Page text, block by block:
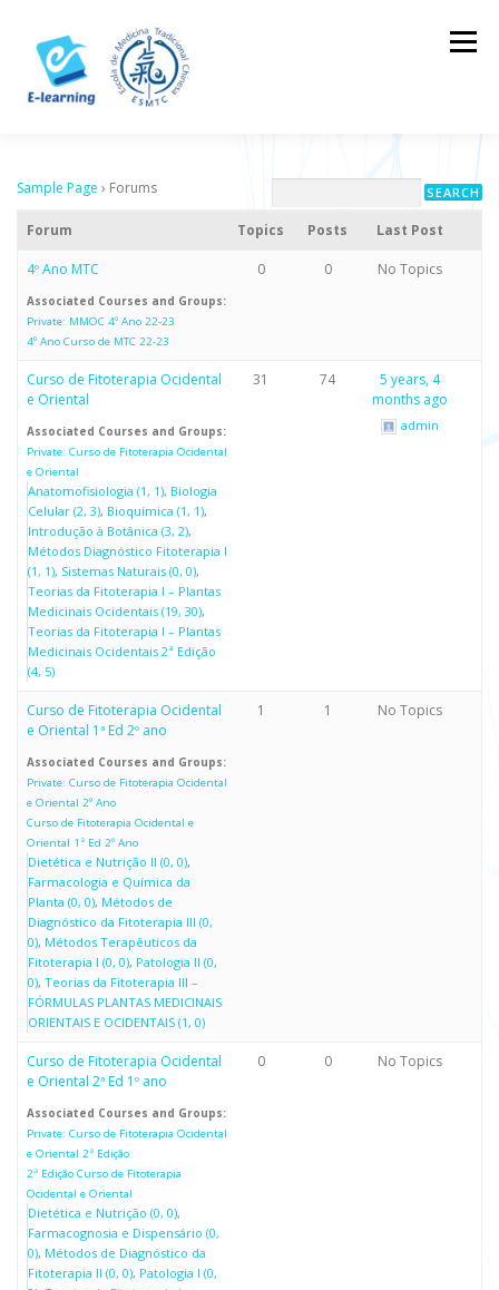
content
Menu
Sample Page › Forums
Forum Topics Posts Last Post
4º Ano MTC
Associated Courses and Groups:
Private: MMOC 4º Ano 22-23
4º Ano Curso de MTC 22-23
0 0 No Topics
Curso de Fitoterapia Ocidental
e Oriental
Associated Courses and Groups:
Private: Curso de Fitoterapia Ocidental
e Oriental
Anatomofisiologia (1, 1) Biologia
Celular (2, 3) Bioquímica (1, 1)
Introdução à Botânica (3, 2)
Métodos Diagnóstico Fitoterapia I
(1, 1) Sistemas Naturais (0, 0)
Teorias da Fitoterapia I – Plantas
Medicinais Ocidentais (19, 30)
Teorias da Fitoterapia I – Plantas
Medicinais Ocidentais 2ª Edição
(4, 5)
31 74
5 years, 4
months ago
admin
Curso de Fitoterapia Ocidental
e Oriental 1ª Ed 2º ano
Associated Courses and Groups:
Private: Curso de Fitoterapia Ocidental
e Oriental 2º Ano
Curso de Fitoterapia Ocidental e
Oriental 1ª Ed 2º Ano
Dietética e Nutrição II (0, 0)
Farmacologia e Química da
Planta (0, 0) Métodos de
Diagnóstico da Fitoterapia III (0,
0) Métodos Terapêuticos da
Fitoterapia I (0, 0) Patologia II (0,
0) Teorias da Fitoterapia III –
FÓRMULAS PLANTAS MEDICINAIS
ORIENTAIS E OCIDENTAIS (1, 0)
1 1 No Topics
Curso de Fitoterapia Ocidental
e Oriental 2ª Ed 1º ano
Associated Courses and Groups:
Private: Curso de Fitoterapia Ocidental
e Oriental 2ª Edição
2ª Edição Curso de Fitoterapia
Ocidental e Oriental
Dietética e Nutrição (0, 0)
Farmacognosia e Dispensário (0,
0) Métodos de Diagnóstico da
Fitoterapia II (0, 0) Patologia I (0,
0 0 No Topics